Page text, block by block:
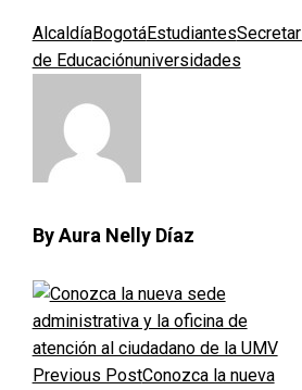
AlcaldíaBogotáEstudiantes
de Educaciónuniversidades
By Aura Nelly Díaz
Previous PostConozca la nueva